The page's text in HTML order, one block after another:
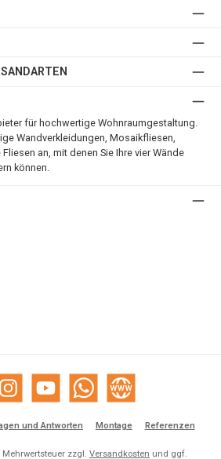
für hochwertige Wohnraumgestaltung.
Wandverkleidungen, Mosaikfliesen,
an, mit denen Sie Ihre vier Wände
können.
YouTube WhatsApp Website
und Antworten Montage Referenzen
zzgl. Versandkosten und ggf.